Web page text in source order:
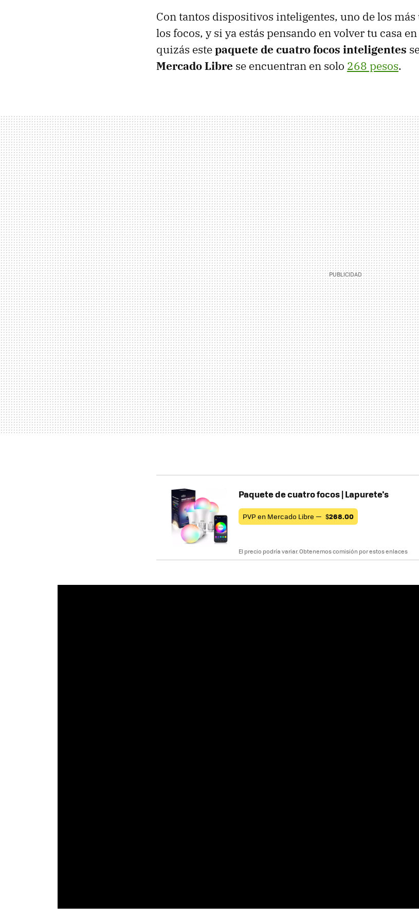
Con tantos dispositivos inteligentes, uno de los
los focos, y si ya estás pensando en volver tu casa
quizás estepaquete de cuatro focos inteligentes
Mercado Libre se encuentran en solo 268 pesos.
Paquete de cuatro focos | Lapurete's
PVP en Mercado Libre — $268.00
El precio podría variar. Obtenemos comisión por estos enlaces